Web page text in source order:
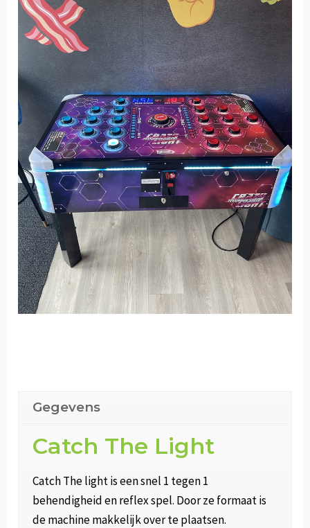
Gegevens
Catch The Light
Catch The light is een snel 1 tegen 1
behendigheid en reflex spel. Door ze formaat is
de machine makkelijk over te plaatsen.